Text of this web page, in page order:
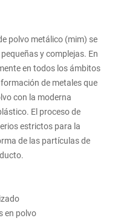
polvo metálico (mim) se
y complejas. En
en todos los ámbitos
de metales que
con la moderna
El proceso de
estrictos para la
de las partículas de
en polvo